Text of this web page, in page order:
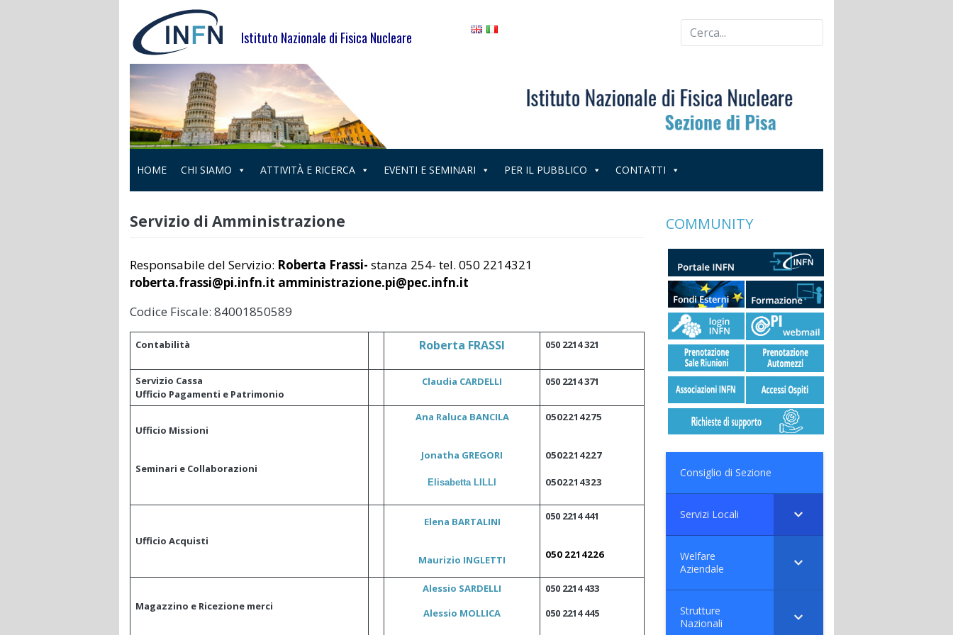
Istituto Nazionale di Fisica Nucleare
HOME CHI SIAMO ATTIVITÀ E RICERCA EVENTI E SEMINARI PER IL PUBBLICO CONTATTI
Servizio di Amministrazione
Responsabile del Servizio: Roberta Frassi- stanza 254- tel. 050 2214321
roberta.frassi@pi.infn.it amministrazione.pi@pec.infn.it
Codice Fiscale: 84001850589
Contabilità Roberta FRASSI 050 2214 321
Servizio Cassa
Ufficio Pagamenti e Patrimonio
Claudia CARDELLI 050 2214 371
Ufficio Missioni
Seminari e Collaborazioni
Ana Raluca BANCILA
Jonatha GREGORI
Elisabetta LILLI
0502214275
0502214227
0502214323
Ufficio Acquisti
Elena BARTALINI
Maurizio INGLETTI
050 2214 441
050 2214226
Magazzino e Ricezione merci
Alessio SARDELLI
Alessio MOLLICA
050 2214 433
050 2214 445
COMMUNITY
Consiglio di Sezione
Servizi Locali
Welfare
Aziendale
Strutture
Nazionali